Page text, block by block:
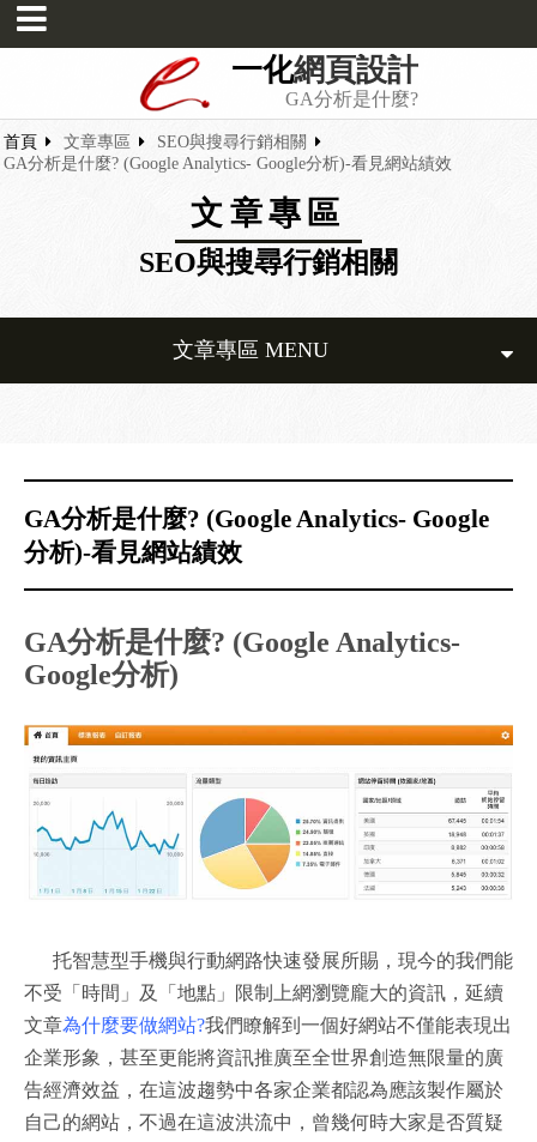
一化網頁設計
GA分析是什麼?
首頁 文章專區
SEO與搜尋行銷相關
GA分析是什麼? (Google Analytics- Google分析)-看見網站績效
文章專區
SEO與搜尋行銷相關
文章專區 MENU
GA分析是什麼? (Google Analytics- Google
分析)-看見網站績效
GA分析是什麼? (Google Analytics-
Google分析)
托智慧型手機與行動網路快速發展所賜，現今的我們能
不受「時間」及「地點」限制上網瀏覽龐大的資訊，延續
文章為什麼要做網站?我們瞭解到一個好網站不僅能表現出
企業形象，甚至更能將資訊推廣至全世界創造無限量的廣
告經濟效益，在這波趨勢中各家企業都認為應該製作屬於
自己的網站，不過在這波洪流中，曾幾何時大家是否質疑